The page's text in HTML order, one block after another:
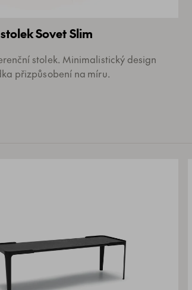
Sovet Slim
stolek. Minimalistický design
přizpůsobení na míru.